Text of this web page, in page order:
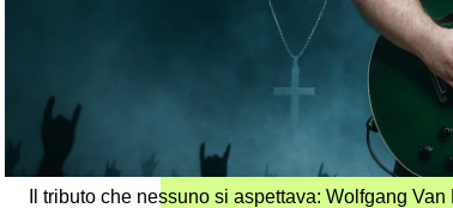
Il tributo che nessuno si aspettava: Wolfgang